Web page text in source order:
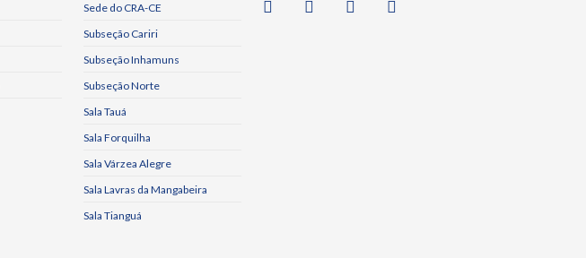
Sede do CRA-CE
Subseção Cariri
Subseção Inhamuns
Subseção Norte
Sala Tauá
Sala Forquilha
Sala Várzea Alegre
Sala Lavras da Mangabeira
Sala Tianguá